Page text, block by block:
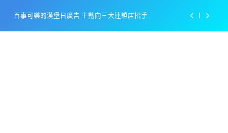
content
百事可樂的漢堡日廣告 主動向三大連鎖店招手